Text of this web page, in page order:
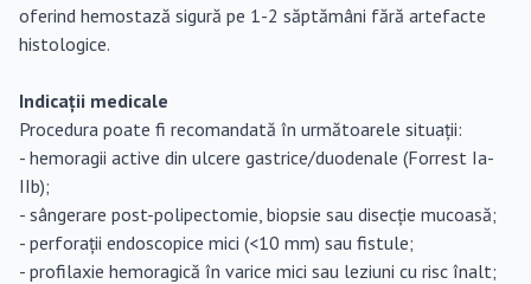
oferind hemostază sigură pe 1-2 săptămâni fără artefacte
histologice.
Indicații medicale
Procedura poate fi recomandată în următoarele situații:
- hemoragii active din ulcere gastrice/duodenale (Forrest Ia-
IIb);
- sângerare post-polipectomie, biopsie sau disecție mucoasă;
- perforații endoscopice mici (<10 mm) sau fistule;
- profilaxie hemoragică în varice mici sau leziuni cu risc înalt;